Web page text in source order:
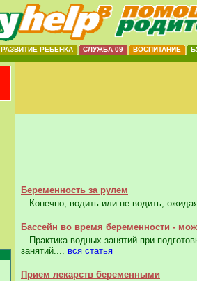
РАЗВИТИЕ РЕБЕНКА СЛУЖБА 09 ВОСПИТАНИЕ
Беременность за рулем
Конечно, водить или не водить,
Бассейн во время беременности -
Практика водных занятий при
занятий.... вся статья
Прием лекарств беременными